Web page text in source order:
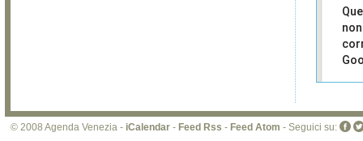
di
sito
© 2008 Agenda Venezia - iCalendar - Feed Rss - Feed Atom - Seguici su: